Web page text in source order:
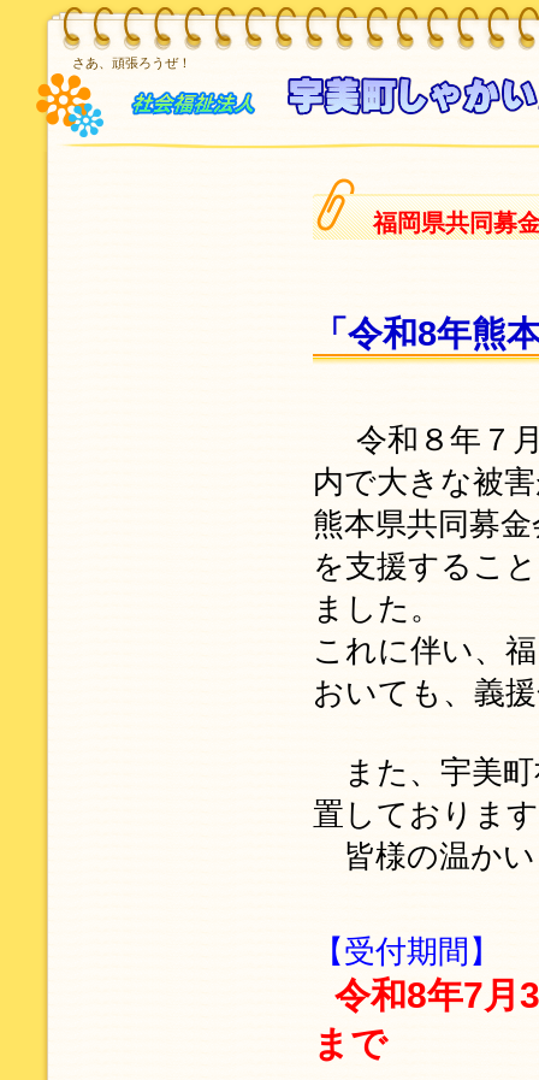
さあ、頑張ろうぜ！
福岡県共同募
「令和8年熊
令和８年７
内で大きな被
熊本県共同募
を支援するこ
ました。
これに伴い、
おいても、義
また、宇美町
置しておりま
皆様の温かい
【受付期間】
令和8年7月
まで